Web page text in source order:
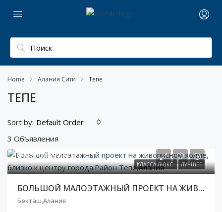
Home Алания Сити Тепе
ТЕПЕ
3 Объявления
Sort by: Default Order
КЛАССА ЛЮКС ЛУЧШЕЕ
€265 000,00
БОЛЬШОЙ МАЛОЭТАЖНЫЙ ПРОЕКТ НА ЖИВОПИСНОМ ХОЛМЕ, БЛИЗКО К ЦЕНТРУ ГОРОДА.РАЙОН ТЕПЕ,АЛАНИЯ
Бекташ,Алания